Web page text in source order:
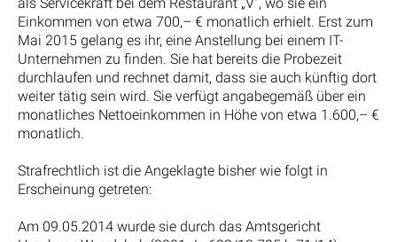
Einkommen von etwa 700,– € monatlich erhielt. Erst zum
Mai 2015 gelang es ihr, eine Anstellung bei einem IT-
Unternehmen zu finden. Sie hat bereits die Probezeit
durchlaufen und rechnet damit, dass sie auch künftig dort
weiter tätig sein wird. Sie verfügt angabegemäß über ein
monatliches Nettoeinkommen in Höhe von etwa 1.600,– €
monatlich.
Strafrechtlich ist die Angeklagte bisher wie folgt in
Erscheinung getreten:
Am 09.05.2014 wurde sie durch das Amtsgericht